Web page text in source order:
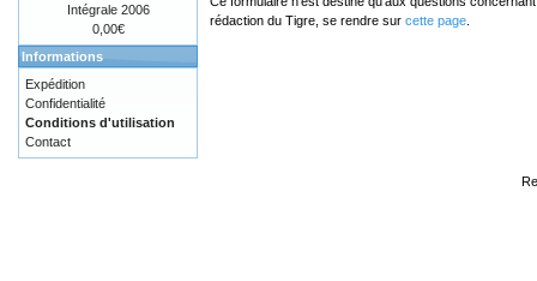
rédaction du Tigre, se rendre sur cette page
Intégrale 2006
0,00€
Informations
Expédition
Confidentialité
Conditions d'utilisation
Contact